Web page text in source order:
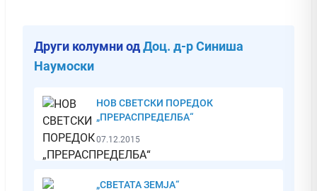
Други колумни одДоц. д-р Синиша
Наумоски
НОВ СВЕТСКИ ПОРЕДОК
„ПРЕРАСПРЕДЕЛБА“
07.12.2015
„СВЕТАТА ЗЕМЈА“